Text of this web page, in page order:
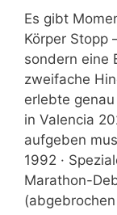
Es gibt
Körper Stopp
sondern eine
zweifache
erlebte
in Valencia
aufgeben
1992 ·
Marathon-